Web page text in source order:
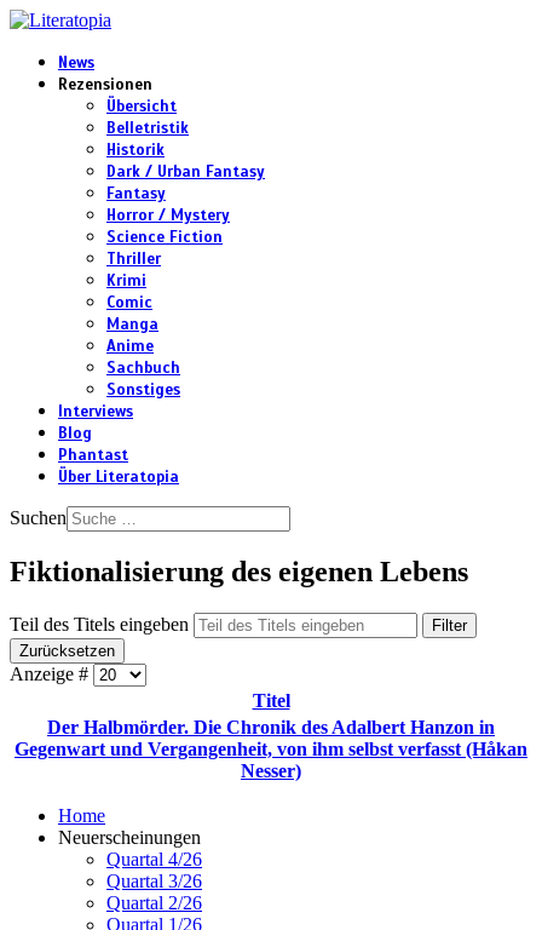
News
Rezensionen
Übersicht
Belletristik
Historik
Dark / Urban Fantasy
Fantasy
Horror / Mystery
Science Fiction
Thriller
Krimi
Comic
Manga
Anime
Sachbuch
Sonstiges
Interviews
Blog
Phantast
Über Literatopia
Suchen
Fiktionalisierung des eigenen Lebens
Teil des Titels eingeben
Filter
Zurücksetzen
Anzeige #
Titel
Der Halbmörder. Die Chronik des Adalbert Hanzon in
Gegenwart und Vergangenheit, von ihm selbst verfasst (Håkan
Nesser)
Home
Neuerscheinungen
Quartal 4/26
Quartal 3/26
Quartal 2/26
Quartal 1/26